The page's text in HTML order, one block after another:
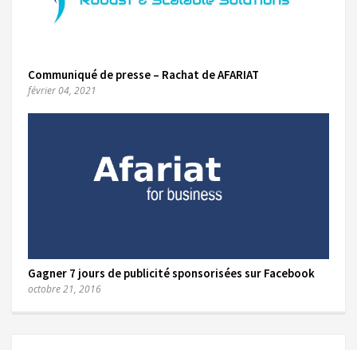
Communiqué de presse – Rachat de AFARIAT
février 04, 2021
Gagner 7 jours de publicité sponsorisées sur Facebook
octobre 21, 2016